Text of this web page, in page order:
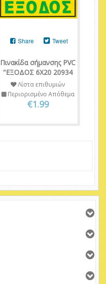
Πινακίδα σήμανσης PVC
"ΕΞΟΔΟΣ 6X20 20934
Share Tweet
Λίστα επιθυμιών
Περιορισμένο Απόθεμα
€1.99